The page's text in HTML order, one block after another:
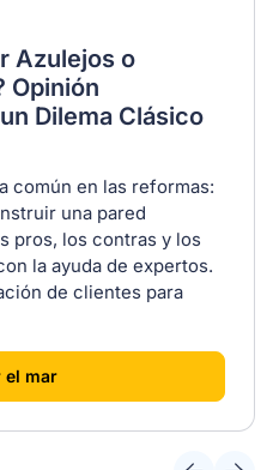
Azulejos o
Opinión
Dilema Clásico
común en las reformas:
una pared
pros, los contras y los
la ayuda de expertos.
de clientes para
el mar]